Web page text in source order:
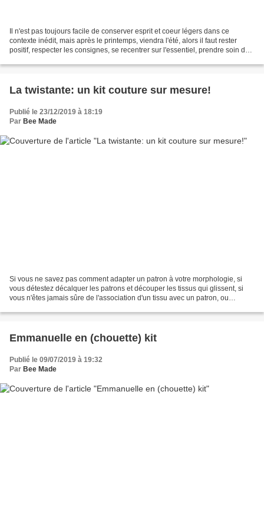
Il n'est pas toujours facile de conserver esprit et coeur légers dans ce
contexte inédit, mais après le printemps, viendra l'été, alors il faut rester
positif, respecter les consignes, se recentrer sur l'essentiel, prendre soin de
La twistante: un kit couture sur mesure!
Publié le 23/12/2019 à 18:19
Par Bee Made
Si vous ne savez pas comment adapter un patron à votre morphologie, si
vous détestez décalquer les patrons et découper les tissus qui glissent, si
vous n'êtes jamais sûre de l'association d'un tissu avec un patron, ou
Emmanuelle en (chouette) kit
Publié le 09/07/2019 à 19:32
Par Bee Made